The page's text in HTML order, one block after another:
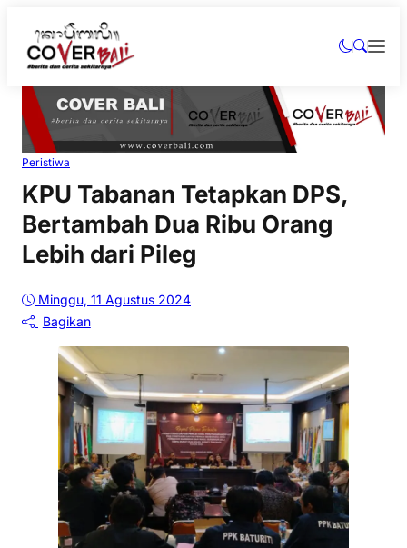
Peristiwa
KPU Tabanan Tetapkan DPS,
Bertambah Dua Ribu Orang
Lebih dari Pileg
Minggu, 11 Agustus 2024
Bagikan